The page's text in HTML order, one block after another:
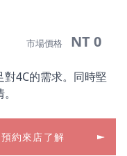
市場價格
NT 0
4C的需求。同時堅
預約來店了解